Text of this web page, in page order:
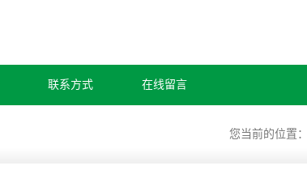
联系方式 在线留言
您当前的位置：